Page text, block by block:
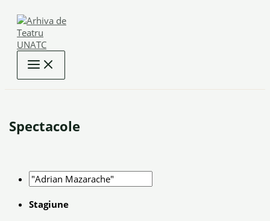
content
Spectacole
Stagiune